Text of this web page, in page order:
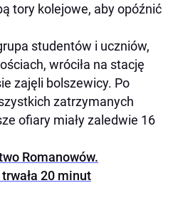
tory kolejowe, aby opóźnić
studentów i uczniów,
wróciła na stację
zajęli bolszewicy. Po
zatrzymanych
ofiary miały zaledwie 16
Romanowów.
20 minut